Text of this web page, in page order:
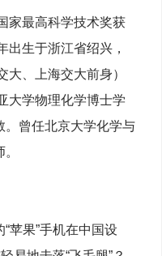
家最高科学技术奖获
出生于浙江省绍兴，
大、上海交大前身）
大学物理化学博士学
。曾任北京大学化学与
苹果”手机在中国设